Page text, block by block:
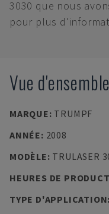
3030 que nous
pour plus
Vue d'ensemble
MARQUE: TRUMPF
ANNÉE: 2008
MODÈLE: TRULASER
HEURES DE
TYPE D'APPLICATION: